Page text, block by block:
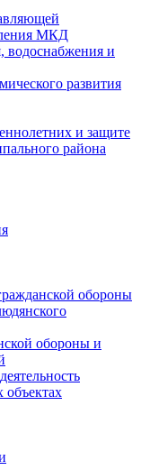
МКД
водоснабжения и
развития
и защите
района
обороны
обороны и
объектах